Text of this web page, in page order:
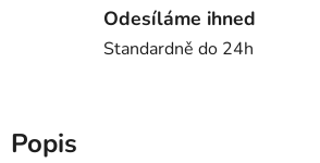
Odesíláme ihned
Standardně do 24h
Popis